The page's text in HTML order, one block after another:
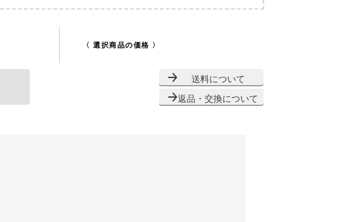
〈 選択商品の価格 〉
送料について
返品・交換について